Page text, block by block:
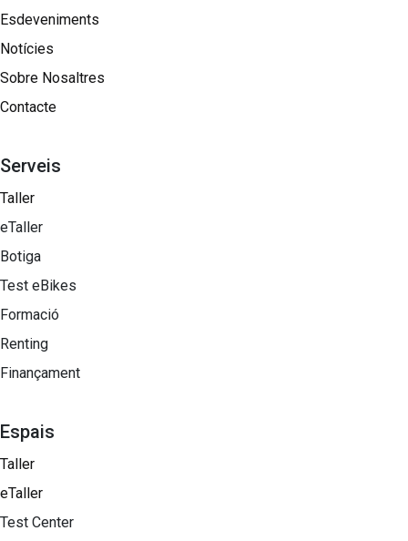
Esdeveniments
Notícies
Sobre Nosaltres​
Contacte
Serveis
Taller
eTaller
Botiga
Test eBikes
Formació
Renting
Finançament
Espais
Taller
eTaller
Test Center